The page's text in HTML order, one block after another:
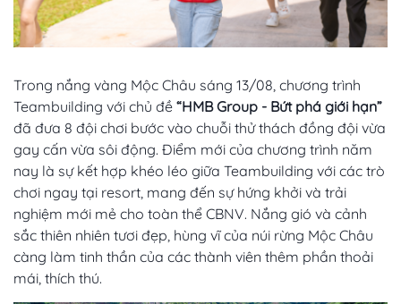
Trong nắng vàng Mộc Châu sáng 13/08, chương trình
Teambuilding với chủ đề “HMB Group - Bứt phá giới hạn”
đã đưa 8 đội chơi bước vào chuỗi thử thách đồng đội vừa
gay cấn vừa sôi động. Điểm mới của chương trình năm
nay là sự kết hợp khéo léo giữa Teambuilding với các trò
chơi ngay tại resort, mang đến sự hứng khởi và trải
nghiệm mới mẻ cho toàn thể CBNV. Nắng gió và cảnh
sắc thiên nhiên tươi đẹp, hùng vĩ của núi rừng Mộc Châu
càng làm tinh thần của các thành viên thêm phần thoải
mái, thích thú.